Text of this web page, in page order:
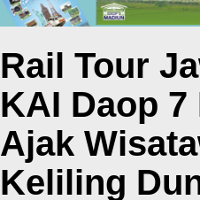
Rail Tour
KAI Daop 7
Ajak
Keliling